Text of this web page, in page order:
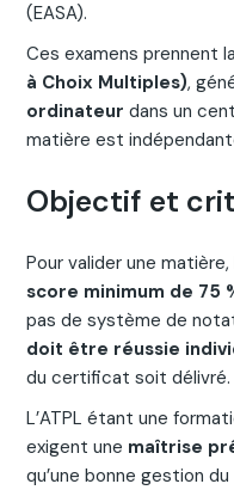
(EASA).
Ces examens prennent
à Choix Multiples),
ordinateur dans un
matière est
Objectif et
Pour valider une
score minimum de 75
pas de système de
doit être réussie
du certificat soit délivré.
L’ATPL étant une
exigent une maîtrise
qu’une bonne gestion